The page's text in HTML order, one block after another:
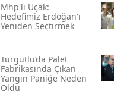
Mhp'li Uçak:
Hedefimiz Erdoğan'ı
Yeniden Seçtirmek
Turgutlu’da Palet
Fabrikasında Çıkan
Yangın Paniğe Neden
Oldu